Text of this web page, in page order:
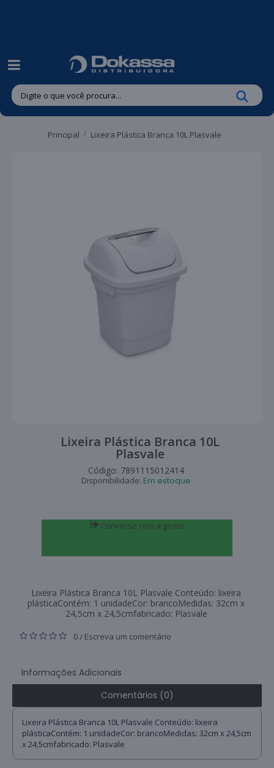
Principal Lixeira Plástica Branca 10L Plasvale
Lixeira Plástica Branca 10L
Plasvale
Código: 7891115012414
Disponibilidade: Em estoque
Converse com a gente
Lixeira Plástica Branca 10L Plasvale Conteúdo: lixeira
plásticaContém: 1 unidadeCor: brancoMedidas: 32cm x
24,5cm x 24,5cmfabricado: Plasvale
0 / Escreva um comentário
Informações Adicionais
Comentários (0)
Lixeira Plástica Branca 10L Plasvale Conteúdo: lixeira
plásticaContém: 1 unidadeCor: brancoMedidas: 32cm x 24,5cm
x 24,5cmfabricado: Plasvale